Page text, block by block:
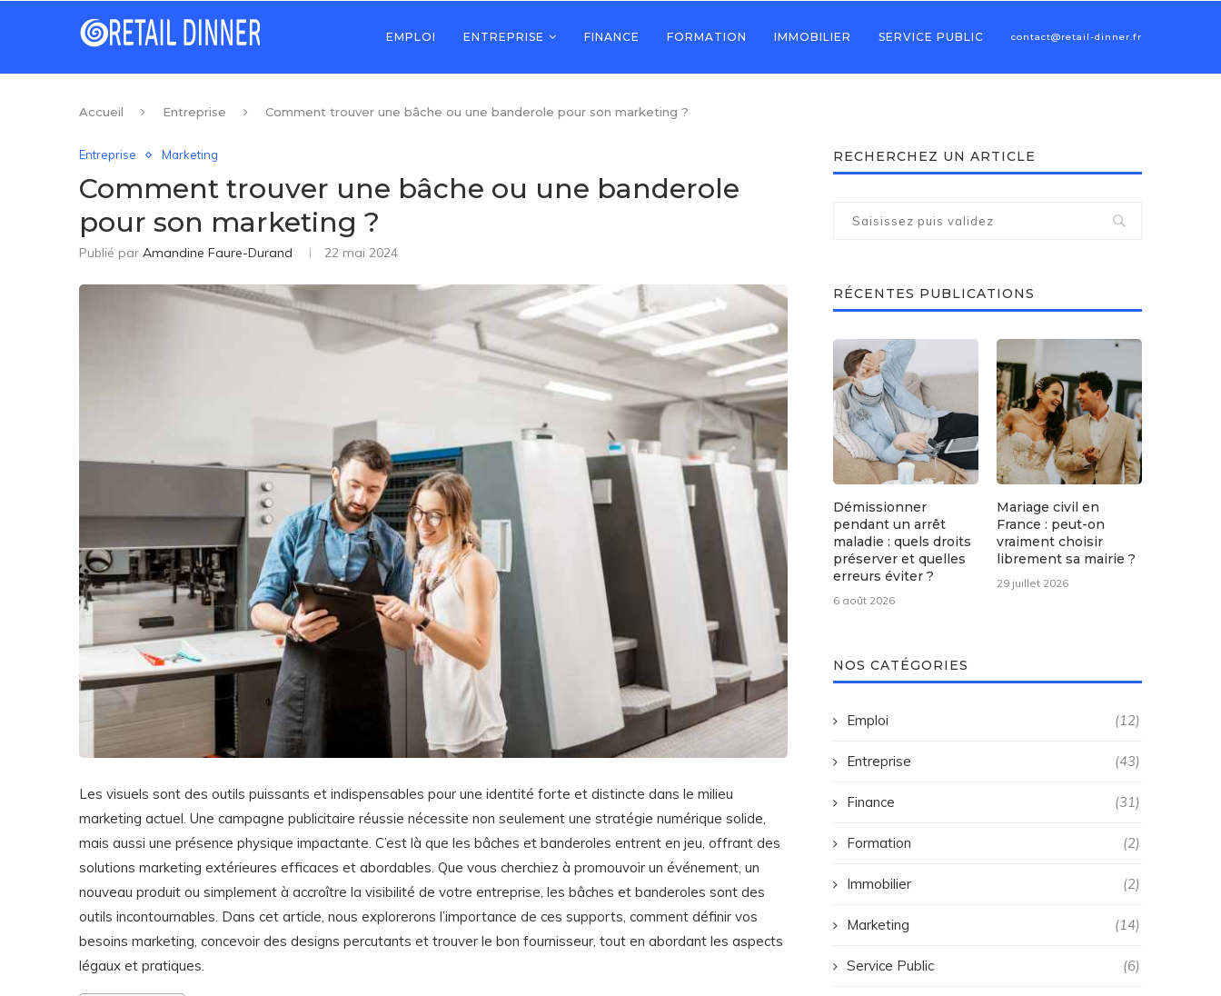
EMPLOI ENTREPRISE FINANCE FORMATION IMMOBILIER SERVICE PUBLIC contact@retail-dinner.fr
Accueil Entreprise Comment trouver une bâche ou une banderole pour son marketing ?
Entreprise Marketing
Comment trouver une bâche ou une banderole
pour son marketing ?
Publié par Amandine Faure-Durand 22 mai 2024
Les visuels sont des outils puissants et indispensables pour une identité forte et distincte dans le milieu
marketing actuel. Une campagne publicitaire réussie nécessite non seulement une stratégie numérique solide,
mais aussi une présence physique impactante. C’est là que les bâches et banderoles entrent en jeu, offrant des
solutions marketing extérieures efficaces et abordables. Que vous cherchiez à promouvoir un événement, un
nouveau produit ou simplement à accroître la visibilité de votre entreprise, les bâches et banderoles sont des
outils incontournables. Dans cet article, nous explorerons l’importance de ces supports, comment définir vos
besoins marketing, concevoir des designs percutants et trouver le bon fournisseur, tout en abordant les aspects
légaux et pratiques.
RECHERCHEZ UN ARTICLE
RÉCENTES PUBLICATIONS
Démissionner
pendant un arrêt
maladie : quels droits
préserver et quelles
erreurs éviter ?
6 août 2026
Mariage civil en
France : peut-on
vraiment choisir
librement sa mairie ?
29 juillet 2026
NOS CATÉGORIES
Emploi (12)
Entreprise (43)
Finance (31)
Formation (2)
Immobilier (2)
Marketing (14)
Service Public (6)